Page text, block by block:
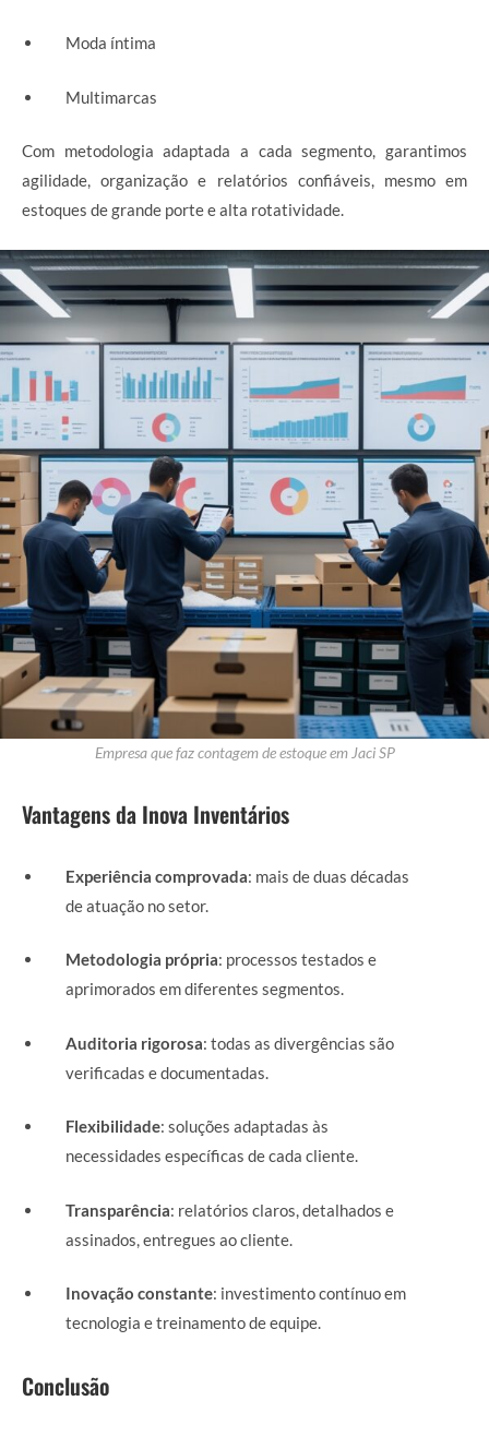
Moda íntima
Multimarcas
Com metodologia adaptada a cada segmento, garantimos
agilidade, organização e relatórios confiáveis, mesmo em
estoques de grande porte e alta rotatividade.
Empresa que faz contagem de estoque em Jaci SP
Vantagens da Inova Inventários
Experiência comprovada: mais de duas décadas
de atuação no setor.
Metodologia própria: processos testados e
aprimorados em diferentes segmentos.
Auditoria rigorosa: todas as divergências são
verificadas e documentadas.
Flexibilidade: soluções adaptadas às
necessidades específicas de cada cliente.
Transparência: relatórios claros, detalhados e
assinados, entregues ao cliente.
Inovação constante: investimento contínuo em
tecnologia e treinamento de equipe.
Conclusão